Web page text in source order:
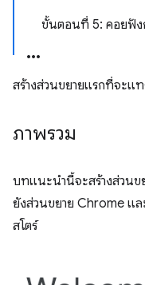
ขั้นตอนที่ 5: คอยฟัง
สร้างส่วนขยายแรกที่จะแ
ภาพรวม
บทแนะนำนี้จะสร้างส่วนข
ยังส่วนขยาย Chrome แล
สโตร์